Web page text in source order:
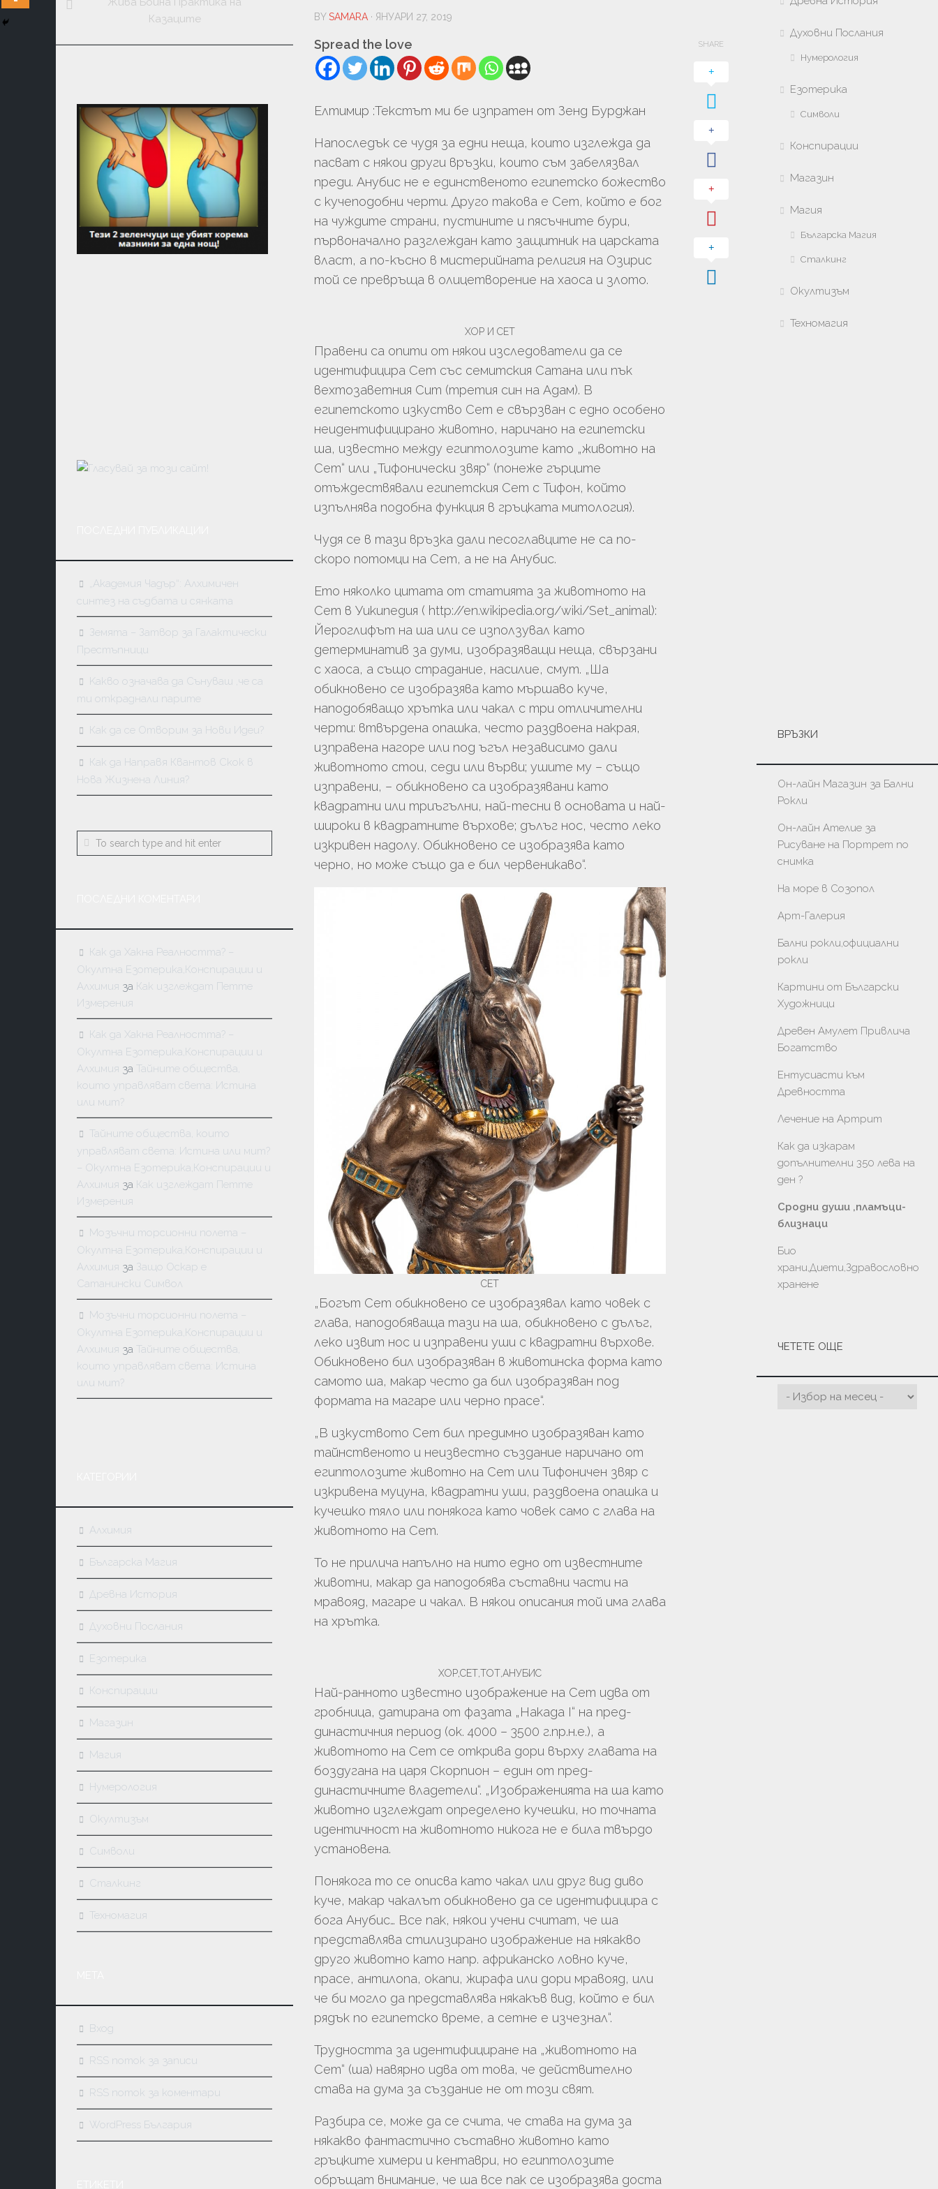
МЕДИТАЦИЯ
АСТРОЛОГИЯ
НУМЕРОЛОГИЯ
BYSAMARA · ЯНУАРИ 27, 2019
Spread the love
Елтимир :Текстът ми бе изпратен от Зенд Бурджан
Напоследък се чудя за едни неща, които изглежда да
пасват с някои други връзки, които съм забелязвал
преди. Анубис не е единственото египетско божество
с кучеподобни черти. Друго такова е Сет, който е бог
на чуждите страни, пустините и пясъчните бури,
първоначално разглеждан като защитник на царската
власт, а по-късно в мистерийната религия на Озирис
той се превръща в олицетворение на хаоса и злото.
ХОР И СЕТ
Правени са опити от някои изследователи да се
идентифицира Сет със семитския Сатана или пък
вехтозаветния Сит (третия син на Адам). В
египетското изкуство Сет е свързван с едно особено
неидентифицирано животно, наричано на египетски
ша, известно между египтолозите като „животно на
Сет“ или „Тифонически звяр“ (понеже гърците
отъждествявали египетския Сет с Тифон, който
изпълнява подобна функция в гръцката митология).
Чудя се в тази връзка дали песоглавците не са по-
скоро потомци на Сет, а не на Анубис.
Ето няколко цитата от статията за животното на
Сет в Уикипедия ( http://en.wikipedia.org/wiki/Set_animal):
Йероглифът на ша или се използувал като
детерминатив за думи, изобразяващи неща, свързани
с хаоса, а също страдание, насилие, смут. „Ша
обикновено се изобразява като мършаво куче,
наподобяващо хрътка или чакал с три отличителни
черти: втвърдена опашка, често раздвоена накрая,
изправена нагоре или под ъгъл независимо дали
животното стои, седи или върви; ушите му – също
изправени, – обикновено са изобразявани като
квадратни или триъгълни, най-тесни в основата и най-
широки в квадратните върхове; дълъг нос, често леко
изкривен надолу. Обикновено се изобразява като
черно, но може също да е бил червеникаво“.
СЕТ
„Богът Сет обикновено се изобразявал като човек с
глава, наподобяваща тази на ша, обикновено с дълъг,
леко извит нос и изправени уши с квадратни върхове.
Обикновено бил изобразяван в животинска форма като
самото ша, макар често да бил изобразяван под
формата на магаре или черно прасе“.
„В изкуството Сет бил предимно изобразяван като
тайнственото и неизвестно създание наричано от
египтолозите животно на Сет или Тифоничен звяр с
изкривена муцуна, квадратни уши, раздвоена опашка и
кучешко тяло или понякога като човек само с глава на
животното на Сет.
То не прилича напълно на нито едно от известните
животни, макар да наподобява съставни части на
мравояд, магаре и чакал. В някои описания той има глава
на хрътка.
ХОР,СЕТ,ТОТ,АНУБИС
Най-ранното известно изображение на Сет идва от
гробница, датирана от фазата „Накада І“ на пред-
династичния период (ок. 4000 – 3500 г.пр.н.е.), а
животното на Сет се открива дори върху главата на
боздугана на царя Скорпион – един от пред-
династичните владетели“. „Изображенията на ша като
животно изглеждат определено кучешки, но точната
идентичност на животното никога не е била твърдо
установена.
Понякога то се описва като чакал или друг вид диво
куче, макар чакалът обикновено да се идентифицира с
бога Анубис… Все пак, някои учени считат, че ша
представлява стилизирано изображение на някакво
друго животно като напр. африканско ловно куче,
прасе, антилопа, окапи, жирафа или дори мравояд, или
че би могло да представлява някакъв вид, който е бил
рядък по египетско време, а сетне е изчезнал“.
Трудността за идентифициране на „животното на
Сет“ (ша) навярно идва от това, че действително
става на дума за създание не от този свят.
Разбира се, може да се счита, че става на дума за
някакво фантастично съставно животно като
гръцките химери и кентаври, но египтолозите
обръщат внимание, че ша все пак се изобразява доста
SHARE
Казаците
„Академия Чадър“: Алхимичен
синтез на съдбата и сянката
Земята – Затвор за Галактически
Престъпници
Kакво означава да Сънуваш ,че са
ти откраднали парите
Как да се Отворим за Нови Идеи?
Как да Направя Квантов Скок в
Нова Жизнена Линия?
Как да Хакна Реалността? –
Окултна Езотерика,Конспирации и
Алхимия за Как изглеждат Петте
Измерения
Как да Хакна Реалността? –
Окултна Езотерика,Конспирации и
Алхимия за Тайните общества,
които управляват света: Истина
или мит?
Тайните общества, които
управляват света: Истина или мит?
– Окултна Езотерика,Конспирации и
Алхимия за Как изглеждат Петте
Измерения
Мозъчни торсионни полета –
Окултна Езотерика,Конспирации и
Алхимия за Защо Оскар е
Сатанински Символ
Мозъчни торсионни полета –
Окултна Езотерика,Конспирации и
Алхимия за Тайните общества,
които управляват света: Истина
или мит?
Алхимия
Българска Магия
Древна История
Духовни Послания
Езотерика
Конспирации
Магазин
Магия
Нумерология
Окултизъм
Символи
Сталкинг
Техномагия
Вход
RSS поток за записи
RSS поток за коментари
WordPress България
Духовни Послания
Нумерология
Езотерика
Символи
Конспирации
Магазин
Магия
Българска Магия
Сталкинг
Окултизъм
Техномагия
ВРЪЗКИ
Он-лайн Магазин за Бални
Рокли
Он-лайн Ателие за
Рисуване на Портрет по
снимка
На море в Созопол
Арт-Галерия
Бални рокли,официални
рокли
Картини от Български
Художници
Древен Амулет Привлича
Богатство
Ентусиасти към
Древността
Лечение на Артрит
Как да изкарам
допълнителни 350 лева на
ден ?
Сродни души ,пламъци-
близнаци
Био
храни,Диети,Здравословно
хранене
ЧЕТЕТЕ ОЩЕ